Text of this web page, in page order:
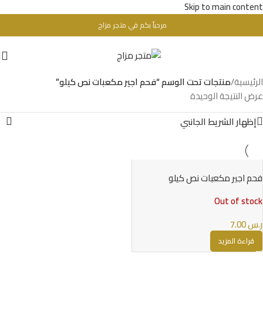
Skip to main content
تحذير : للبالغين فقط + 18 عام - WARINIG : Not For Sale For Minors
مرحباُ بكم في متجر مزاج
الرئيسية/منتجات تحت الوسم “فحم اجير مكعبات نص كيلو”
عرض النتيجة الوحيدة
إظهار الشريط الجانبي
فحم اجير مكعبات نص كيلو
Out of stock
ر.س
قراءة المزيد